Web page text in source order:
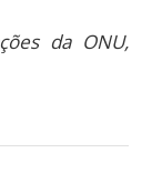
da ONU,